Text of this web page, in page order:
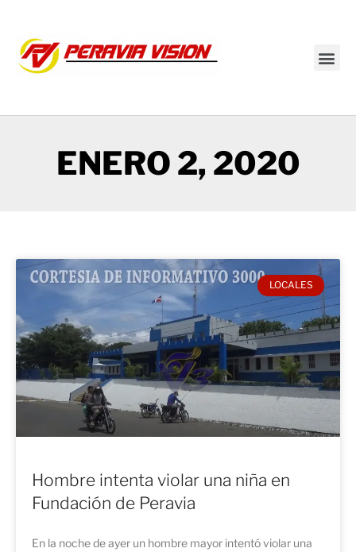
ENERO 2, 2020
LOCALES
Hombre intenta violar una niña en
Fundación de Peravia
En la noche de ayer un hombre mayor intentó violar una